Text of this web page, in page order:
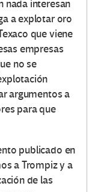
nada interesan
a explotar oro
que viene
empresas
no se
argumentos a
para que
publicado en
a Trompiz y a
de las